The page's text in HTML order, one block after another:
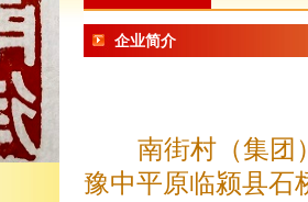
企业简介
南街村（集团）
豫中平原临颍县石